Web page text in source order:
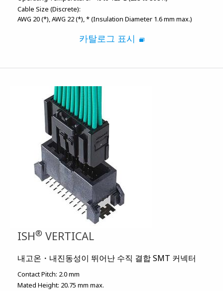
Cable Size (Discrete):
AWG 20 (*) AWG 22 (*) * (Insulation Diameter 1.6 mm max.)
카탈로그 표시
ISH® VERTICAL
내고온・내진동성이 뛰어난 수직 결합 SMT 커넥터
Contact Pitch: 2.0 mm
Mated Height: 20.75 mm max.